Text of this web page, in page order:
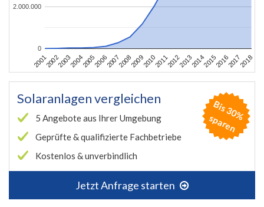
200120022003200420052006200720082009201020112012201320142015201620172018
0
2.000.000
Solaranlagen vergleichen
5 Angebote aus Ihrer Umgebung
Geprüfte & qualifizierte Fachbetriebe
Kostenlos & unverbindlich
Jetzt Anfrage starten
B
is
3
0
%
s
p
a
r
e
n